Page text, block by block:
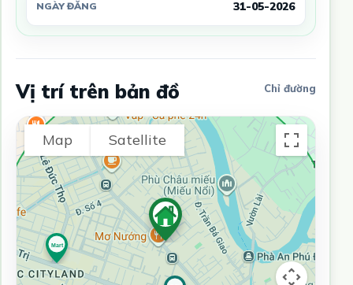
NGÀY ĐĂNG 31-05-2026
Vị trí trên bản đồ Chỉ đường
Map Satellite